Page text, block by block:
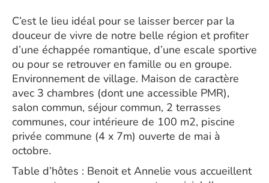
C’est le lieu idéal pour se laisser bercer par la
douceur de vivre de notre belle région et profiter
d’une échappée romantique, d’une escale sportive
ou pour se retrouver en famille ou en groupe.
Environnement de village. Maison de caractère
avec 3 chambres (dont une accessible PMR),
salon commun, séjour commun, 2 terrasses
communes, cour intérieure de 100 m2, piscine
privée commune (4 x 7m) ouverte de mai à
octobre.
Table d’hôtes : Benoit et Annelie vous accueillent